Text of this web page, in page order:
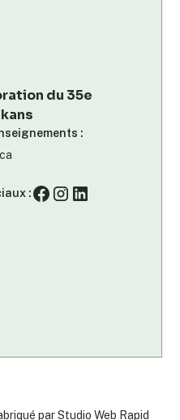
du 35e
:
:
parStudio Web Rapid